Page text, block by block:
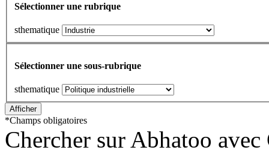
Sélectionner une rubrique
sthematique
Sélectionner une sous-rubrique
sthematique
*Champs obligatoires
Chercher sur Abhatoo